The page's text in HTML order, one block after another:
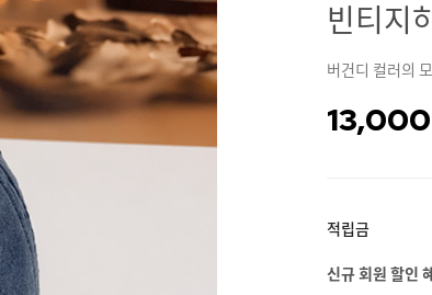
빈티지
버건디 컬러의
13,000
적립금
신규 회원 할인